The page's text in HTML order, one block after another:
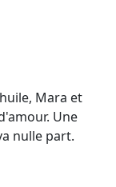
Mara et
Une
nulle part.